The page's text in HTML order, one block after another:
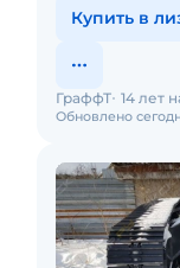
Купить в
Обновлено
ГраффТ 14 лет